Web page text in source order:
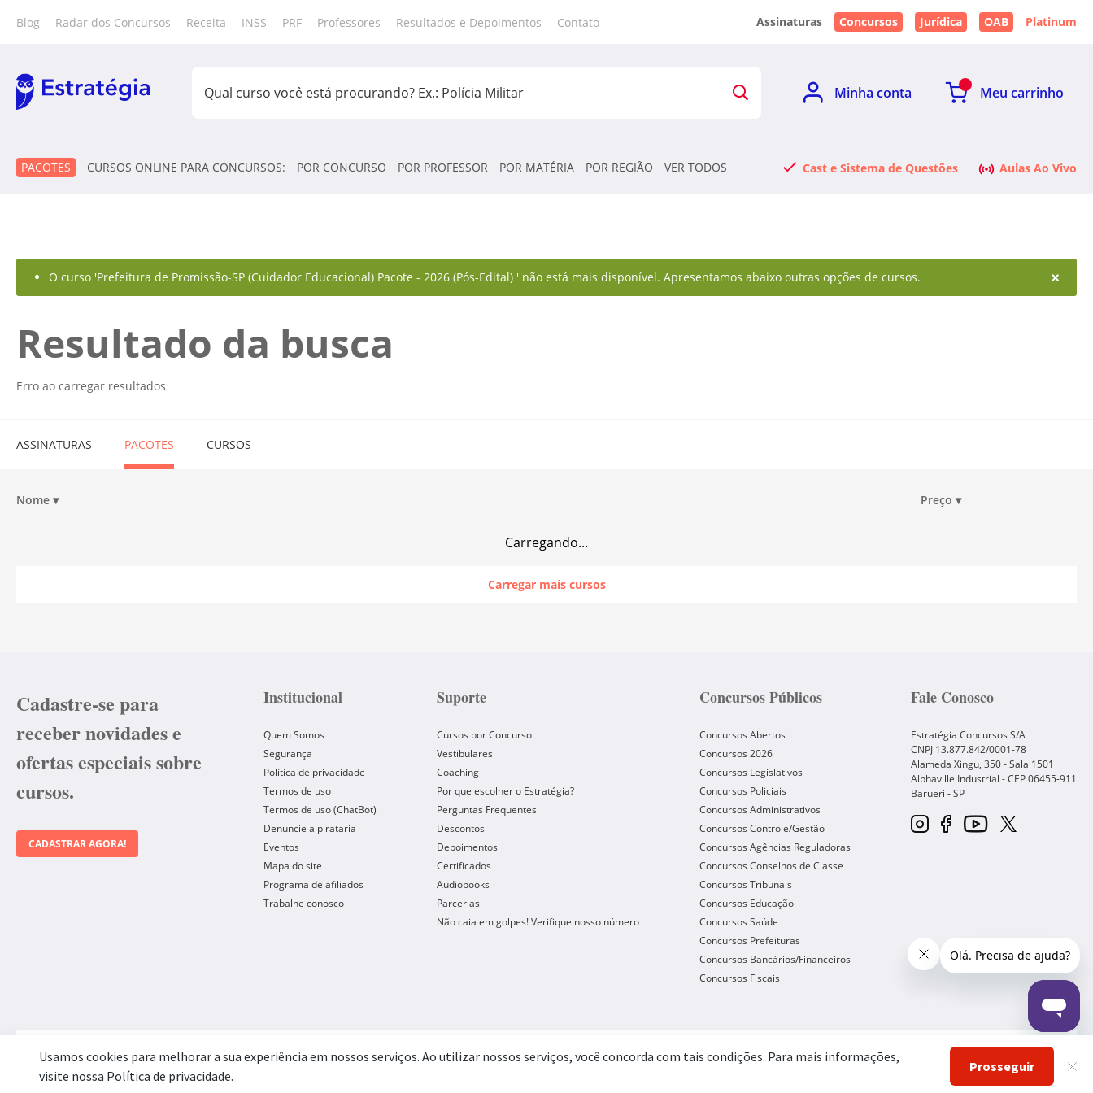
Blog Radar dos Concursos Receita INSS PRF Professores Resultados e Depoimentos Contato Assinaturas Concursos Jurídica OAB Platinum
Minha conta Meu carrinho
PACOTES CURSOS ONLINE PARA CONCURSOS: POR CONCURSO POR PROFESSOR POR MATÉRIA POR REGIÃO VER TODOS Cast e Sistema de Questões Aulas Ao Vivo
O curso 'Prefeitura de Promissão-SP (Cuidador Educacional) Pacote - 2026 (Pós-Edital) ' não está mais disponível. Apresentamos abaixo outras opções de cursos. ×
Resultado da busca
Erro ao carregar resultados
ASSINATURAS PACOTES CURSOS
Nome ▾ Preço ▾
Carregando...
Carregar mais cursos
Cadastre-se para
receber novidades e
ofertas especiais sobre
cursos.
CADASTRAR AGORA!
Institucional
Quem Somos
Segurança
Política de privacidade
Termos de uso
Termos de uso (ChatBot)
Denuncie a pirataria
Eventos
Mapa do site
Programa de afiliados
Trabalhe conosco
Suporte
Cursos por Concurso
Vestibulares
Coaching
Por que escolher o Estratégia?
Perguntas Frequentes
Descontos
Depoimentos
Certificados
Audiobooks
Parcerias
Não caia em golpes! Verifique nosso número
Concursos Públicos
Concursos Abertos
Concursos 2026
Concursos Legislativos
Concursos Policiais
Concursos Administrativos
Concursos Controle/Gestão
Concursos Agências Reguladoras
Concursos Conselhos de Classe
Concursos Tribunais
Concursos Educação
Concursos Saúde
Concursos Prefeituras
Concursos Bancários/Financeiros
Concursos Fiscais
Fale Conosco
Estratégia Concursos S/A
CNPJ 13.877.842/0001-78
Alameda Xingu, 350 - Sala 1501
Alphaville Industrial - CEP06455-911
Barueri -SP
Forma de Pagamento